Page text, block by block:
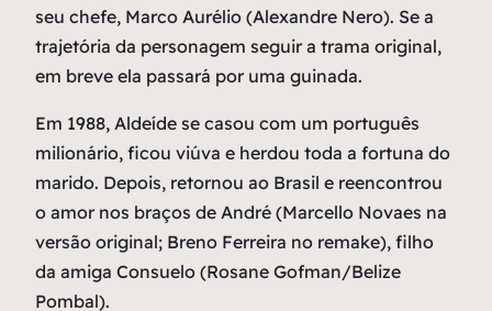
seu chefe, Marco Aurélio (Alexandre Nero). Se a
trajetória da personagem seguir a trama original,
em breve ela passará por uma guinada.
Em 1988, Aldeíde se casou com um português
milionário, ficou viúva e herdou toda a fortuna do
marido. Depois, retornou ao Brasil e reencontrou
o amor nos braços de André (Marcello Novaes na
versão original; Breno Ferreira no remake), filho
da amiga Consuelo (Rosane Gofman/Belize
Pombal).